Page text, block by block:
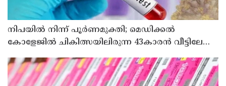
നിപയിൽ നിന്ന് പൂർണമുക്തി; മെഡിക്കൽ
കോളേജിൽ ചികിത്സയിലിരുന്ന 43കാരൻ വീട്ടിലേക്ക്